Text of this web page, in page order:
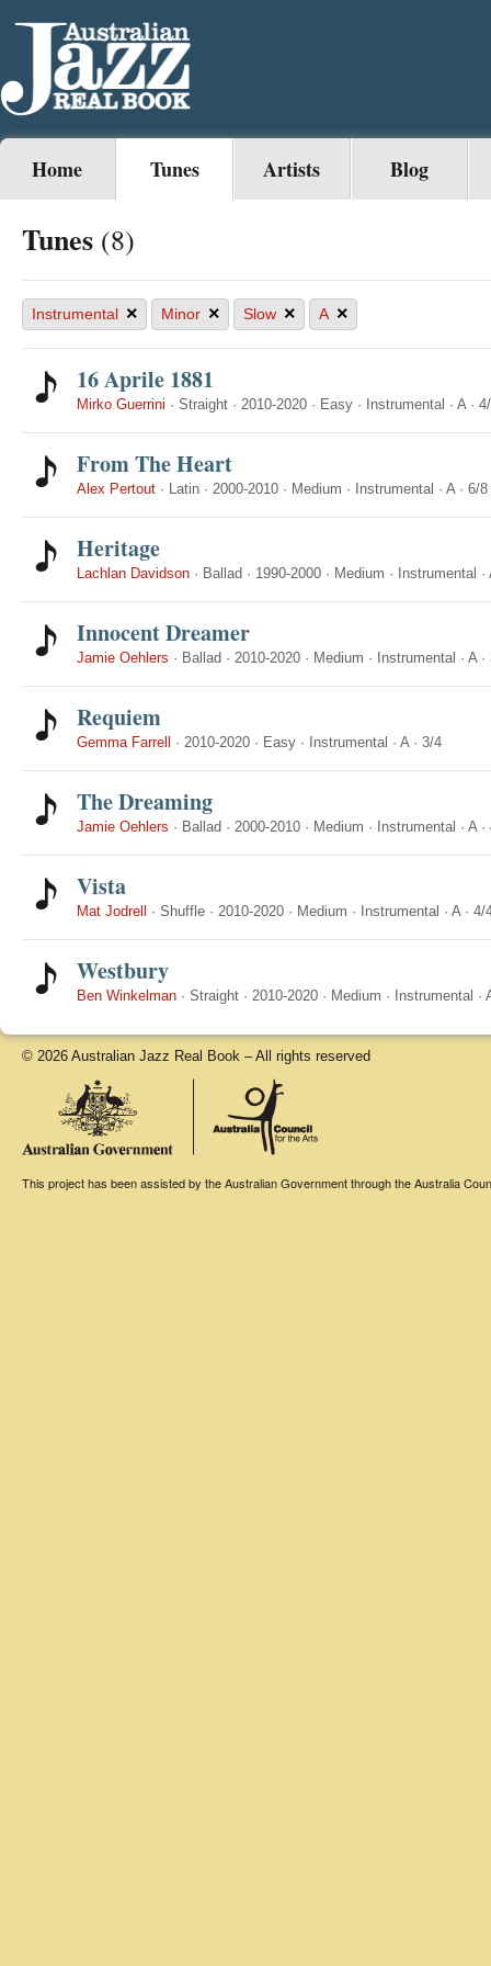
Home Tunes Artists Blog
Tunes (8)
Instrumental × Minor × Slow × A ×
16 Aprile 1881
Mirko Guerrini · Straight · 2010-2020 · Easy · Instrumental · A·
From The Heart
Alex Pertout · Latin · 2000-2010 · Medium · Instrumental · A· 6/8
Heritage
Lachlan Davidson · Ballad · 1990-2000 · Medium · Instrumental ·
Innocent Dreamer
Jamie Oehlers · Ballad · 2010-2020 · Medium · Instrumental · A·
Requiem
Gemma Farrell · 2010-2020 · Easy · Instrumental · A· 3/4
The Dreaming
Jamie Oehlers · Ballad · 2000-2010 · Medium · Instrumental · A·
Vista
Mat Jodrell · Shuffle · 2010-2020 · Medium · Instrumental · A· 4/
Westbury
Ben Winkelman · Straight · 2010-2020 · Medium · Instrumental ·
© 2026 Australian Jazz Real Book – All rights reserved
This project has been assisted by the Australian Government through the Australia